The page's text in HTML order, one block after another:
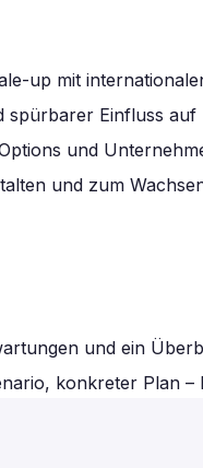
up mit
Einfluss auf
und
und zum
und ein
konkreter Plan –